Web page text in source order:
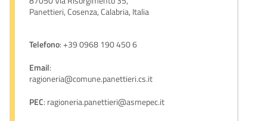
Panettieri, Cosenza, Calabria, Italia
Telefono: +39 0968 190 450 6
Email:
ragioneria@comune.panettieri.cs.it
PEC: ragioneria.panettieri@asmepec.it